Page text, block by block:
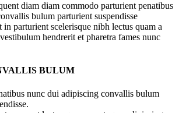
diam diam commodo parturient penatibus
bulum parturient suspendisse
in parturient scelerisque nibh lectus quam a
hendrerit et pharetra fames nunc
BULUM
nunc dui adipiscing convallis bulum